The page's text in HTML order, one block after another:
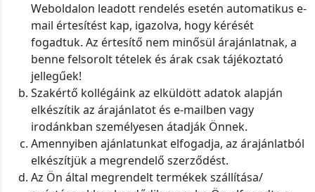
Weboldalon leadott rendelés esetén automatikus e-
mail értesítést kap, igazolva, hogy kérését
fogadtuk. Az értesítő nem minősül árajánlatnak, a
benne felsorolt tételek és árak csak tájékoztató
jellegűek!
Szakértő kollégáink az elküldött adatok alapján
elkészítik az árajánlatot és e-mailben vagy
irodánkban személyesen átadják Önnek.
Amennyiben ajánlatunkat elfogadja, az árajánlatból
elkészítjük a megrendelő szerződést.
Az Ön által megrendelt termékek szállítása/